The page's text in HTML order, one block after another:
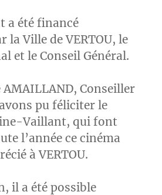
a été financé
la Ville de VERTOU, le
et le Conseil Général.
AMAILLAND, Conseiller
pu féliciter le
Vaillant, qui font
l’année ce cinéma
à VERTOU.
il a été possible